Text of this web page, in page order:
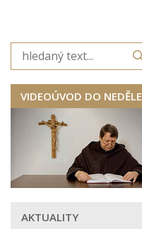
VIDEOÚVOD DO NEDĚLE
AKTUALITY